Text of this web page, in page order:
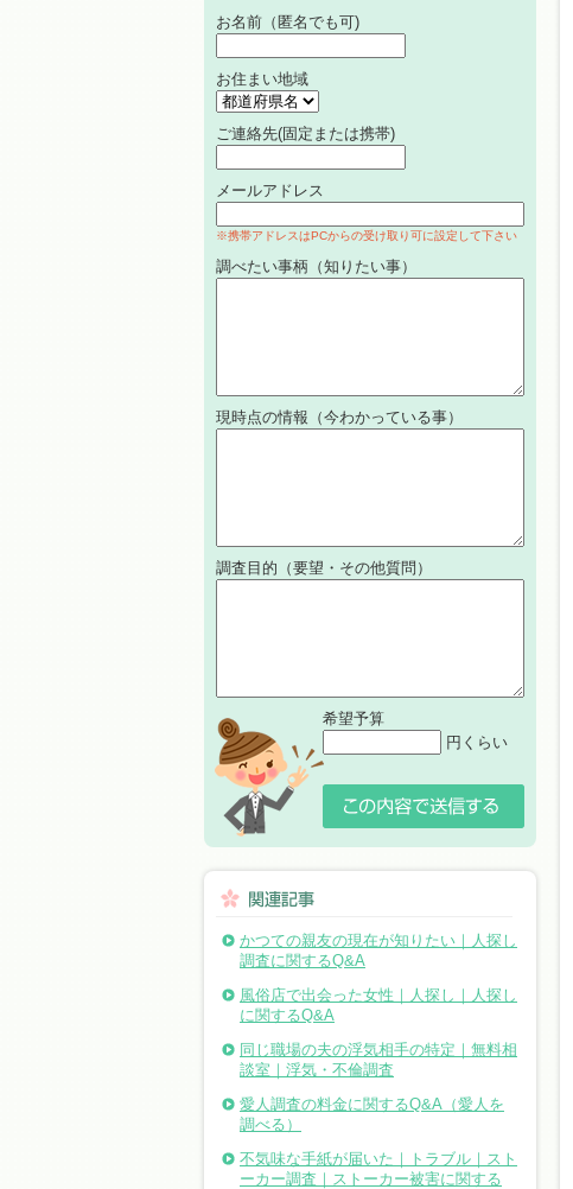
お名前（匿名でも可)
お住まい地域
ご連絡先(固定または携帯)
メールアドレス
※携帯アドレスはPCからの受け取り可に設定して下さい
調べたい事柄（知りたい事）
現時点の情報（今わかっている事）
調査目的（要望・その他質問）
希望予算
円くらい
かつての親友の現在が知りたい｜人探し
調査に関するQ&A
風俗店で出会った女性｜人探し｜人探し
に関するQ&A
同じ職場の夫の浮気相手の特定｜無料相
談室｜浮気・不倫調査
愛人調査の料金に関するQ&A（愛人を
調べる）
不気味な手紙が届いた｜トラブル｜スト
ーカー調査｜ストーカー被害に関する